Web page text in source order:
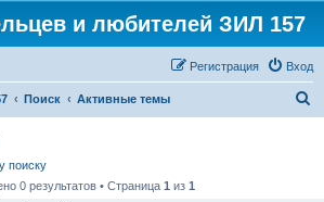
и любителей ЗИЛ 157
Вход
Регистрация
Поиск Активные темы
поиску
0 результатов • Страница 1 из 1